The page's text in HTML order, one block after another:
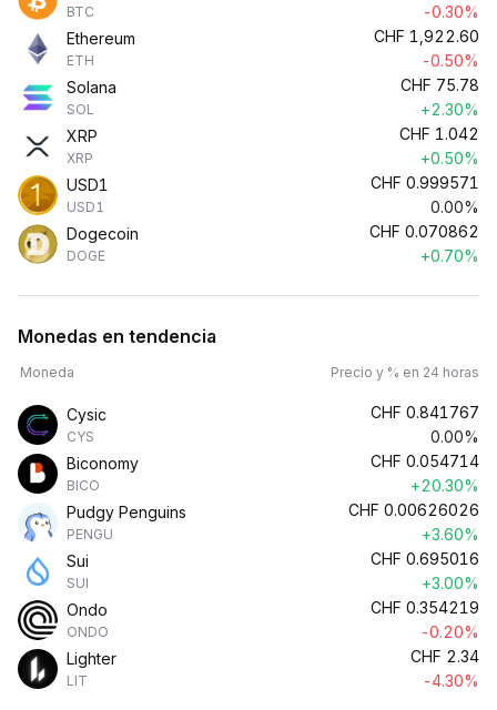
BTC
-0.30%
Ethereum
ETH
CHF 1,922.60
-0.50%
Solana
SOL
CHF 75.78
+2.30%
XRP
XRP
CHF 1.042
+0.50%
USD1
USD1
CHF 0.999571
0.00%
Dogecoin
DOGE
CHF 0.070862
+0.70%
Monedas en tendencia
Moneda Precio y % en 24 horas
Cysic
CYS
CHF 0.841767
0.00%
Biconomy
BICO
CHF 0.054714
+20.30%
Pudgy Penguins
PENGU
CHF 0.00626026
+3.60%
Sui
SUI
CHF 0.695016
+3.00%
Ondo
ONDO
CHF 0.354219
-0.20%
Lighter
LIT
CHF 2.34
-4.30%